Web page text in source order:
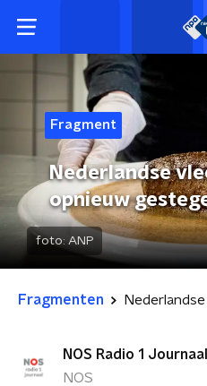
Fragment
Nederlandse
opnieuw
foto: ANP
Fragmenten
NOS Radio 1 Journaal
NOS